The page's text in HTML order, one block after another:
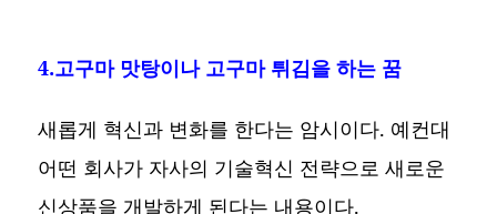
4.고구마 맛탕이나 고구마 튀김을 하는 꿈
새롭게 혁신과 변화를 한다는 암시이다. 예컨대
어떤 회사가 자사의 기술혁신 전략으로 새로운
신상품을 개발하게 된다는 내용이다.